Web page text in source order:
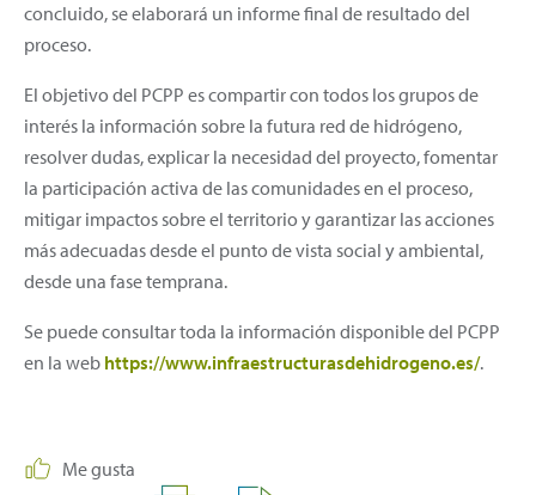
concluido, se elaborará un informe final de resultado del
proceso.
El objetivo del PCPP es compartir con todos los grupos de
interés la información sobre la futura red de hidrógeno,
resolver dudas, explicar la necesidad del proyecto, fomentar
la participación activa de las comunidades en el proceso,
mitigar impactos sobre el territorio y garantizar las acciones
más adecuadas desde el punto de vista social y ambiental,
desde una fase temprana.
Se puede consultar toda la información disponible del PCPP
en la web https://www.infraestructurasdehidrogeno.es/.
Me gusta